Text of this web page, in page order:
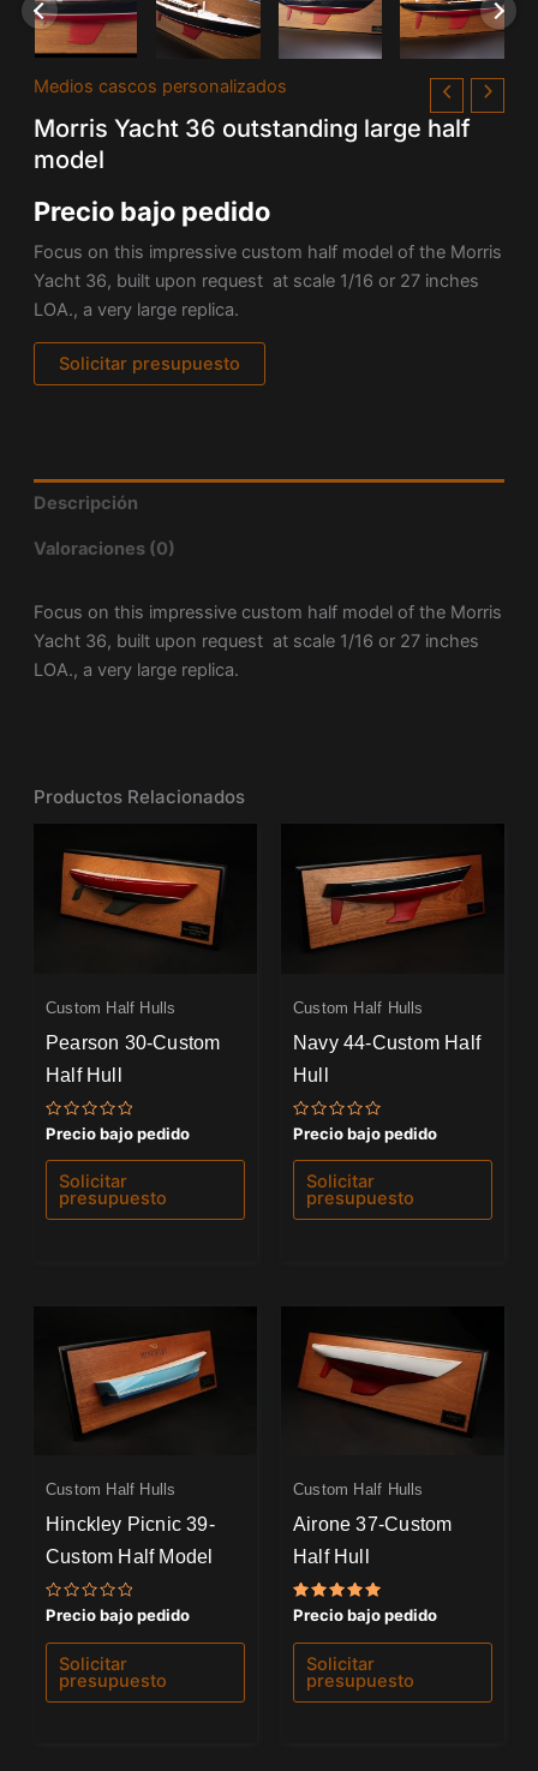
Medios cascos personalizados
Morris Yacht 36 outstanding large half
model
Precio bajo pedido
Focus on this impressive custom half model of the Morris
Yacht 36, built upon request at scale 1/16 or 27 inches
LOA., a very large replica.
Solicitar presupuesto
Descripción
Valoraciones (0)
Focus on this impressive custom half model of the Morris
Yacht 36, built upon request at scale 1/16 or 27 inches
LOA., a very large replica.
Productos Relacionados
Custom Half Hulls
Pearson 30-Custom
Half Hull
Valorado
con
0
de
Precio bajo pedido
Solicitar
presupuesto
Custom Half Hulls
Navy 44-Custom Half
Hull
Valorado
con
0
de
Precio bajo pedido
Solicitar
presupuesto
Custom Half Hulls
Hinckley Picnic 39-
Custom Half Model
Valorado
con
0
de
Precio bajo pedido
Solicitar
presupuesto
Custom Half Hulls
Airone 37-Custom
Half Hull
Valorado
con
5.00
de 5
Precio bajo pedido
Solicitar
presupuesto